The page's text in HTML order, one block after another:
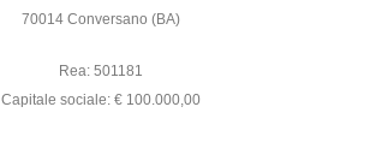
70014 Conversano (BA)
Rea: 501181
Capitale sociale: € 100.000,00